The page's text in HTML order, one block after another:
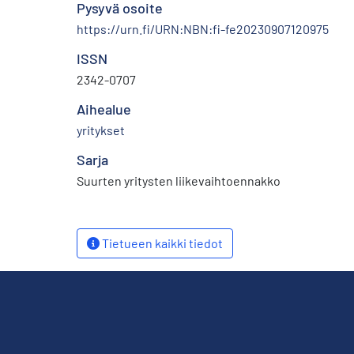
Pysyvä osoite
https://urn.fi/URN:NBN:fi-fe20230907120975
ISSN
2342-0707
Aihealue
yritykset
Sarja
Suurten yritysten liikevaihtoennakko
Tietueen kaikki tiedot